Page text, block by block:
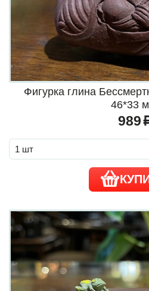
Фигурка глина
46*33
989